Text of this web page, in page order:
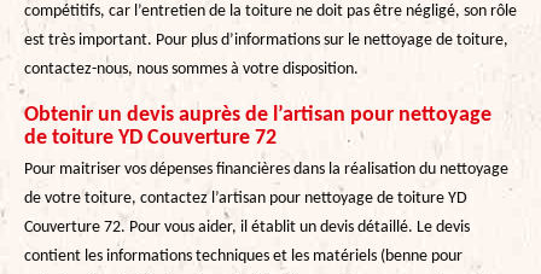
compétitifs, car l’entretien de la toiture ne doit pas être négligé, son rôle
est très important. Pour plus d’informations sur le nettoyage de toiture,
contactez-nous, nous sommes à votre disposition.
Obtenir un devis auprès de l’artisan pour nettoyage
de toiture YD Couverture 72
Pour maitriser vos dépenses financières dans la réalisation du nettoyage
de votre toiture, contactez l’artisan pour nettoyage de toiture YD
Couverture 72. Pour vous aider, il établit un devis détaillé. Le devis
contient les informations techniques et les matériels (benne pour